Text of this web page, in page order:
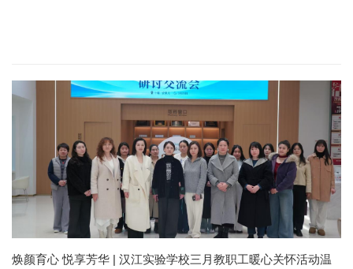
焕颜育心 悦享芳华 | 汉江实验学校三月教职工暖心关怀活动温